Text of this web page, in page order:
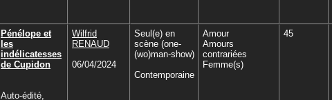
Pénélope et
les
indélicatesses
de Cupidon
Auto-édité,
Wilfrid
RENAUD
06/04/2024
Seul(e) en
scène (one-
(wo)man-show)
Contemporaine
Amour
Amours
contrariées
Femme(s)
45